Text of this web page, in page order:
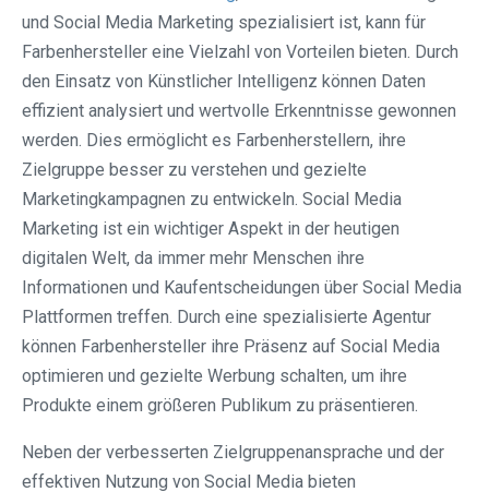
und Social Media Marketing spezialisiert ist, kann für
Farbenhersteller eine Vielzahl von Vorteilen bieten. Durch
den Einsatz von Künstlicher Intelligenz können Daten
effizient analysiert und wertvolle Erkenntnisse gewonnen
werden. Dies ermöglicht es Farbenherstellern, ihre
Zielgruppe besser zu verstehen und gezielte
Marketingkampagnen zu entwickeln. Social Media
Marketing ist ein wichtiger Aspekt in der heutigen
digitalen Welt, da immer mehr Menschen ihre
Informationen und Kaufentscheidungen über Social Media
Plattformen treffen. Durch eine spezialisierte Agentur
können Farbenhersteller ihre Präsenz auf Social Media
optimieren und gezielte Werbung schalten, um ihre
Produkte einem größeren Publikum zu präsentieren.
Neben der verbesserten Zielgruppenansprache und der
effektiven Nutzung von Social Media bieten